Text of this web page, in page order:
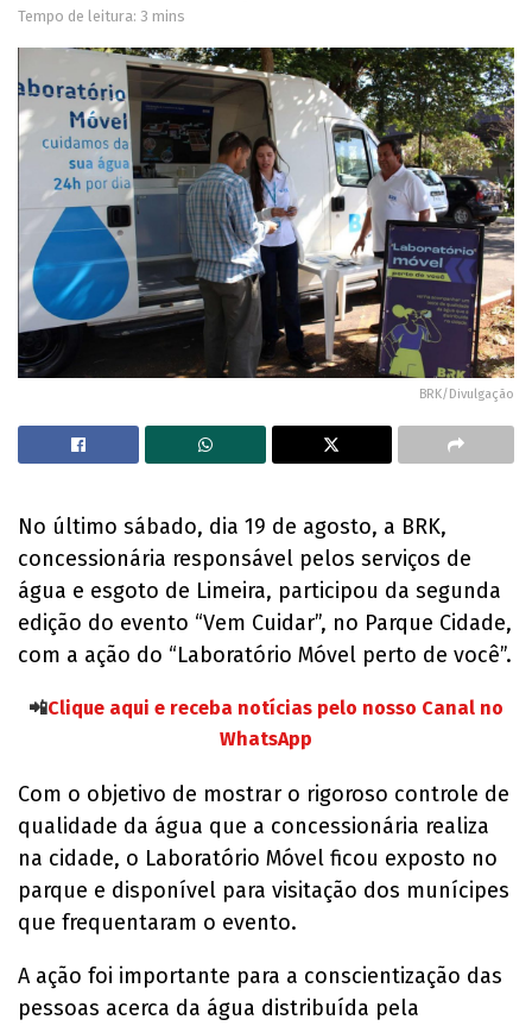
Tempo de leitura: 3 mins
BRK/Divulgação
No último sábado, dia 19 de agosto, a BRK,
concessionária responsável pelos serviços de
água e esgoto de Limeira, participou da segunda
edição do evento “Vem Cuidar”, no Parque Cidade,
com a ação do “Laboratório Móvel perto de você”.
📲Clique aqui e receba notícias pelo nosso Canal no
WhatsApp
Com o objetivo de mostrar o rigoroso controle de
qualidade da água que a concessionária realiza
na cidade, o Laboratório Móvel ficou exposto no
parque e disponível para visitação dos munícipes
que frequentaram o evento.
A ação foi importante para a conscientização das
pessoas acerca da água distribuída pela